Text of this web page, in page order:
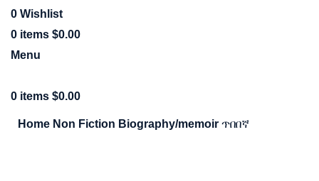
0 Wishlist
0 items $0.00
Menu
0 items $0.00
Home Non Fiction Biography/memoir ጥበበኛ